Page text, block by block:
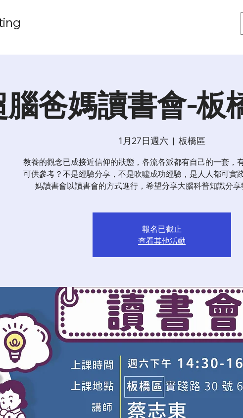
腦爸媽讀書會-板
1月27日週六
  |
板橋區
教養的觀念已成接近信仰的狀態，各流各派都有自己的一套，
可供參考？不是經驗分享，不是吹噓成功經驗，是人人都可實
媽讀書會以讀書會的方式進行，希望分享大腦科普知識分享
報名已截止
查看其他活動